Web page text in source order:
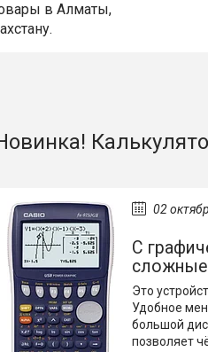
в Алматы,
02
С
Это
Удобное
большой
позволяет